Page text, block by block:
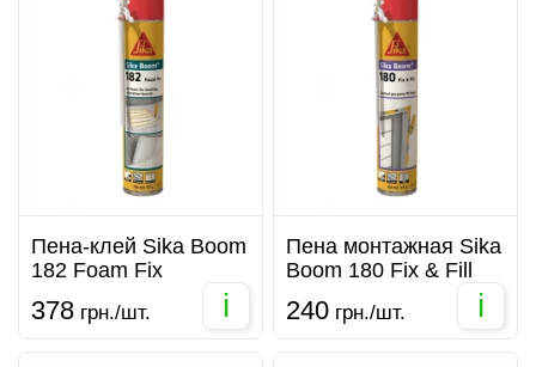
Пена-клей Sika Boom
182 Foam Fix
378 грн./шт. i
Пена монтажная Sika
Boom 180 Fix & Fill
240 грн./шт. i